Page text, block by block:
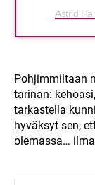
Astrid
Pohjimmiltaan
tarinan:
tarkastella
hyväksyt sen,
olemassa…